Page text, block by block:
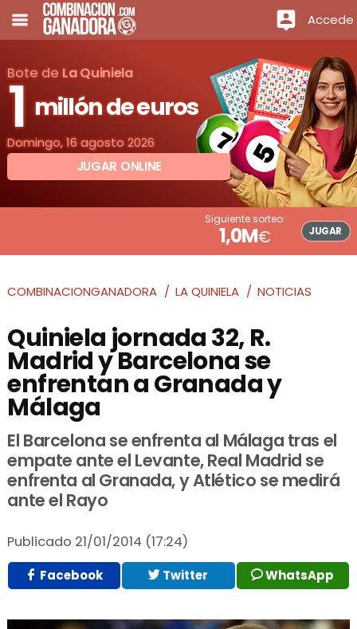
Accede
Bote de La Quiniela
1 millón de euros
Domingo, 16 agosto 2026
JUGAR ONLINE
Siguiente sorteo:
1,0M€ JUGAR
COMBINACIONGANADORA LA QUINIELA NOTICIAS
Quiniela jornada 32, R.
Madrid y Barcelona se
enfrentan a Granada y
Málaga
El Barcelona se enfrenta al Málaga tras el
empate ante el Levante, Real Madrid se
enfrenta al Granada, y Atlético se medirá
ante el Rayo
Publicado 21/01/2014 (17:24)
Facebook Twitter WhatsApp